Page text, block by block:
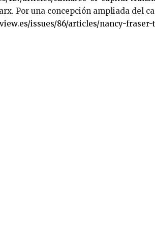
Por una concepción ampliada del
issues/86/articles/nancy-fraser-